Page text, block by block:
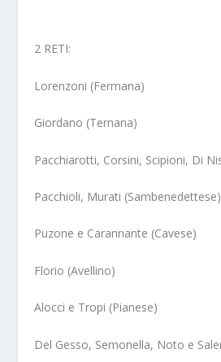
2 RETI:
Lorenzoni (Fermana)
Giordano (Ternana)
Pacchiarotti, Corsini, Scipioni, Di
Pacchioli, Murati (Sambenedettese)
Puzone e Carannante (Cavese)
Florio (Avellino)
Alocci e Tropi (Pianese)
Del Gesso, Semonella, Noto e